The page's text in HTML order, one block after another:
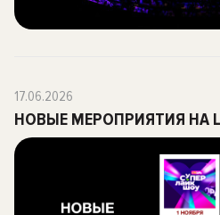
17.06.2026
НОВЫЕ МЕРОПРИЯТИЯ НА